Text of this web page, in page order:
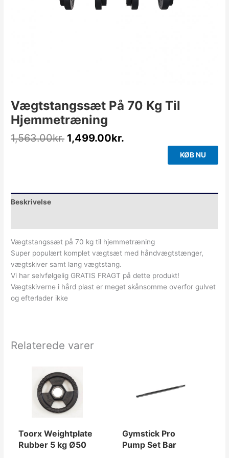
Vægtstangssæt På 70 Kg Til
Hjemmetræning
1,563.00kr. 1,499.00kr.
KØB NU
Beskrivelse
Vægtstangssæt på 70 kg til hjemmetræning
Super populært komplet vægtsæt med håndvægtstænger,
vægtskiver samt lang vægtstang.
Vi har selvfølgelig GRATIS FRAGT på dette produkt!
Vægtskiverne i hård plast er meget skånsomme overfor gulvet
og efterlader ikke
Relaterede varer
Toorx Weightplate
Rubber 5 kg Ø50
Gymstick Pro
Pump Set Bar